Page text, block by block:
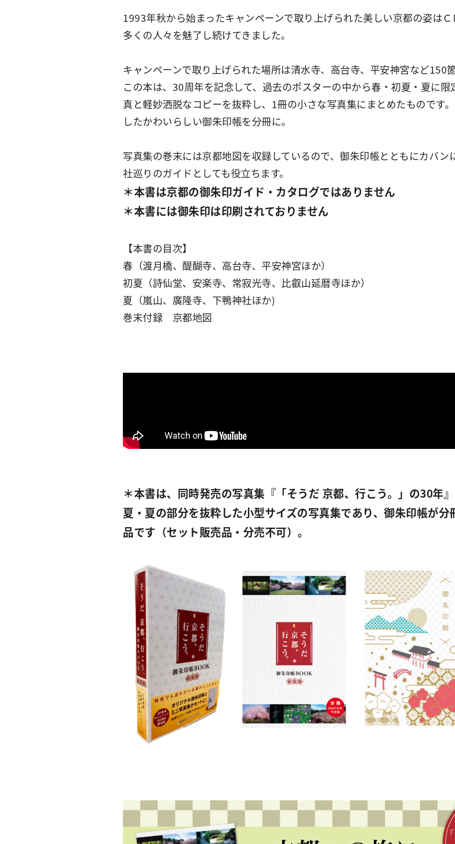
1993年秋から始まったキャンペーンで取り上げられた美しい京都の姿は
多くの人々を魅了し続けてきました。
キャンペーンで取り上げられた場所は清水寺、高台寺、平安神宮など150
この本は、30周年を記念して、過去のポスターの中から春・初夏・夏に
真と軽妙洒脱なコピーを抜粋し、1冊の小さな写真集にまとめたものです
したかわいらしい御朱印帳を分冊に。
写真集の巻末には京都地図を収録しているので、御朱印帳とともにカバン
社巡りのガイドとしても役立ちます。
＊本書は京都の御朱印ガイド・カタログではありません
＊本書には御朱印は印刷されておりません
【本書の目次】
春（渡月橋、醍醐寺、高台寺、平安神宮ほか）
初夏（詩仙堂、安楽寺、常寂光寺、比叡山延暦寺ほか）
夏（嵐山、廣隆寺、下鴨神社ほか)
巻末付録 京都地図
＊本書は、同時発売の写真集『「そうだ 京都、行こう。」の30年
夏・夏の部分を抜粋した小型サイズの写真集であり、御朱印帳が
品です（セット販売品・分売不可）。